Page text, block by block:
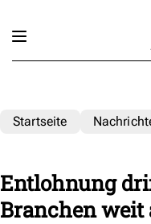
Startseite
Entlohnung
Branchen weit